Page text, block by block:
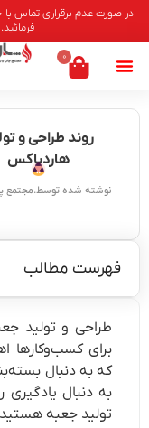
در صورت عدم برقراری تماس
فرمائید. 88500898-021 | 9542026 -
0
روند طراحی و
هاردباکس
نوشته شده توسط.مجتمع
فهرست مطالب
طراحی و تولید
برای کسب‌وکارها
که به دنبال
به دنبال
تولید جعبه